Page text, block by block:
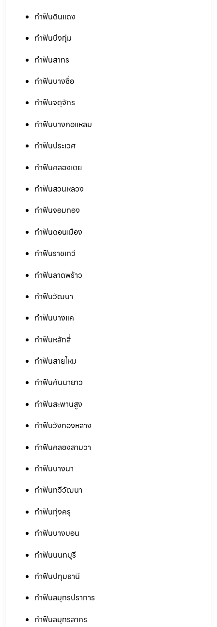
ทำฟันดินแดง
ทำฟันบึงกุ่ม
ทำฟันสาทร
ทำฟันบางซื่อ
ทำฟันจตุจักร
ทำฟันบางคอแหลม
ทำฟันประเวศ
ทำฟันคลองเตย
ทำฟันสวนหลวง
ทำฟันจอมทอง
ทำฟันดอนเมือง
ทำฟันราชเทวี
ทำฟันลาดพร้าว
ทำฟันวัฒนา
ทำฟันบางแค
ทำฟันหลักสี่
ทำฟันสายไหม
ทำฟันคันนายาว
ทำฟันสะพานสูง
ทำฟันวังทองหลาง
ทำฟันคลองสามวา
ทำฟันบางนา
ทำฟันทวีวัฒนา
ทำฟันทุ่งครุ
ทำฟันบางบอน
ทำฟันนนทบุรี
ทำฟันปทุมธานี
ทำฟันสมุทรปราการ
ทำฟันสมุทรสาคร